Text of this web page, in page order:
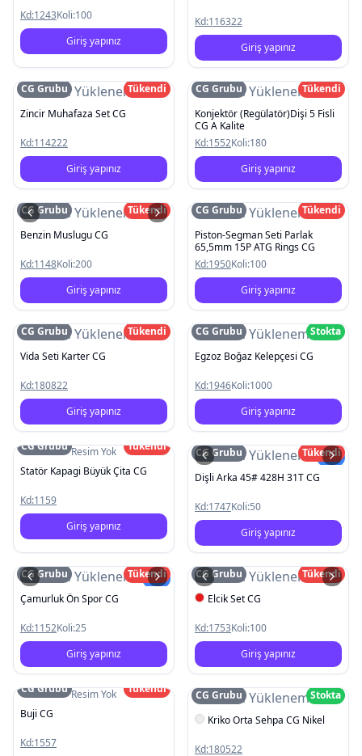
Kd:1243Koli:100
Giriş yapınız
Kd:116322
Giriş yapınız
Resim Yüklenemedi
CG Grubu
Tükendi
Zincir Muhafaza Set CG
Kd:114222
Giriş yapınız
Resim Yüklenemedi
CG Grubu
Tükendi
Konjektör (Regülatör)Dişi 5 Fisli
CG A Kalite
Kd:1552Koli:180
Giriş yapınız
Resim Yüklenemedi
CG Grubu
Tükendi
Benzin Muslugu CG
Kd:1148Koli:200
Giriş yapınız
Resim Yüklenemedi
CG Grubu
Tükendi
Piston-Segman Seti Parlak
65,5mm 15P ATG Rings CG
Kd:1950Koli:100
Giriş yapınız
Resim Yüklenemedi
CG Grubu
Tükendi
Vida Seti Karter CG
Kd:180822
Giriş yapınız
Resim Yüklenemedi
CG Grubu
Stokta
Egzoz Boğaz Kelepçesi CG
Kd:1946Koli:1000
Giriş yapınız
Resim Yok
CG Grubu
Tükendi
Statör Kapagi Büyük Çita CG
Kd:1159
Giriş yapınız
Resim YüklenemediYeni
CG Grubu
Tükendi
Dişli Arka 45# 428H 31T CG
Kd:1747Koli:50
Giriş yapınız
Resim YüklenemediYeni
CG Grubu
Tükendi
Çamurluk Ön Spor CG
Kd:1152Koli:25
Giriş yapınız
Resim Yüklenemedi
CG Grubu
Tükendi
Elcik Set CG
Kd:1753Koli:100
Giriş yapınız
Resim Yok
CG Grubu
Tükendi
Buji CG
Kd:1557
Resim Yüklenemedi
CG Grubu
Stokta
Kriko Orta Sehpa CG Nikel
Kd:180522